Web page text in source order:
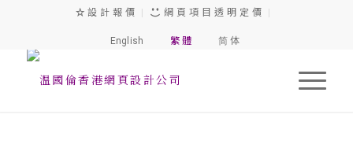
設 計 報 價 網 頁 項 目 透 明 定 價
English 繁 體 简 体